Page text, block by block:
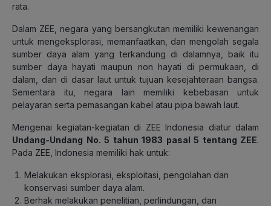
rata.
Dalam ZEE, negara yang bersangkutan memiliki kewenangan
untuk mengeksplorasi, memanfaatkan, dan mengolah segala
sumber daya alam yang terkandung di dalamnya, baik itu
sumber daya hayati maupun non hayati di permukaan, di
dalam, dan di dasar laut untuk tujuan kesejahteraan bangsa.
Sementara itu, negara lain memiliki kebebasan untuk
pelayaran serta pemasangan kabel atau pipa bawah laut.
Mengenai kegiatan-kegiatan di ZEE Indonesia diatur dalam
Undang-Undang No. 5 tahun 1983 pasal 5 tentang ZEE.
Pada ZEE, Indonesia memiliki hak untuk:
Melakukan eksplorasi, eksploitasi, pengolahan dan
konservasi sumber daya alam.
Berhak melakukan penelitian, perlindungan, dan